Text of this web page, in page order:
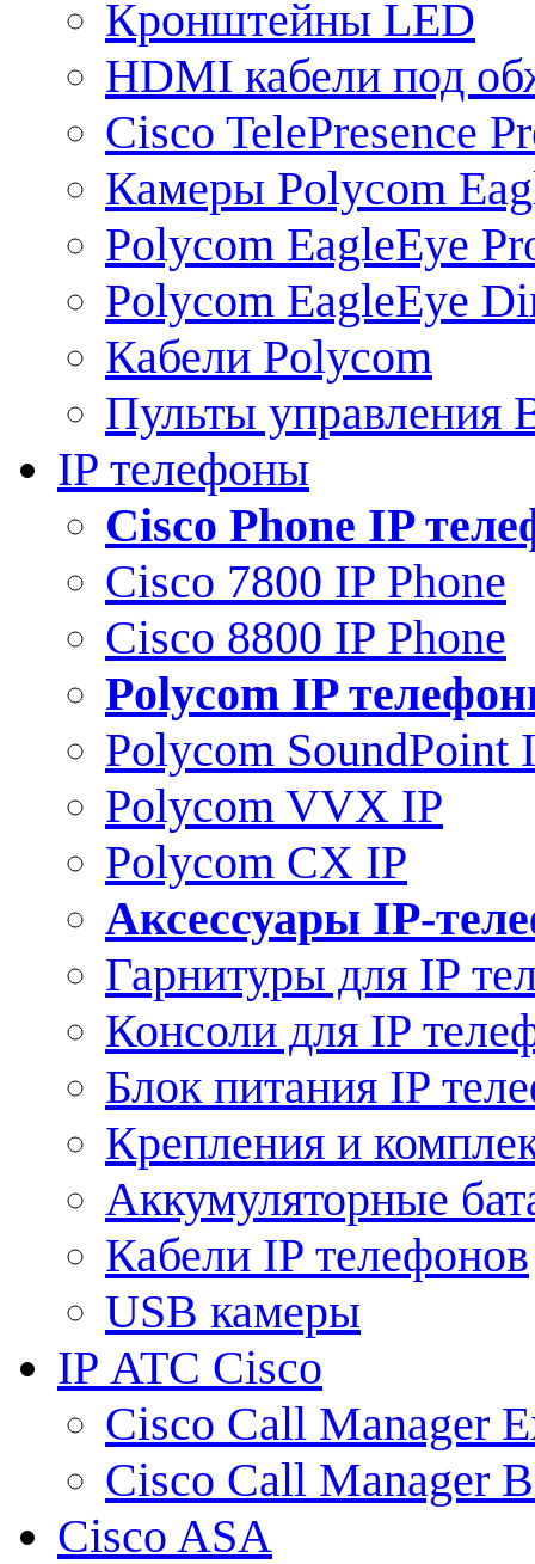
Кронштейны LED
HDMI кабели под
Cisco TelePresence
Камеры Polycom
Polycom EagleEye
Polycom EagleEye
Кабели Polycom
Пульты управления
IP телефоны
Сisco Phone IP
Cisco 7800 IP Phone
Cisco 8800 IP Phone
Polycom IP
Polycom SoundPoint
Polycom VVX IP
Polycom CX IP
Аксессуары IP-
Гарнитуры для IP
Консоли для IP
Блок питания IP
Крепления и
Аккумуляторные
Кабели IP телефонов
USB камеры
IP АТС Cisco
Cisco Call Manager
Cisco Call Manager
Cisco ASA